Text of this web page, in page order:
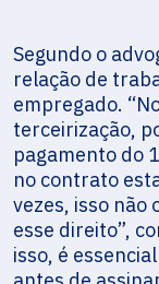
Segundo o
relação de
empregado.
terceirização,
pagamento do
no contrato
vezes, isso
esse direito”,
isso, é